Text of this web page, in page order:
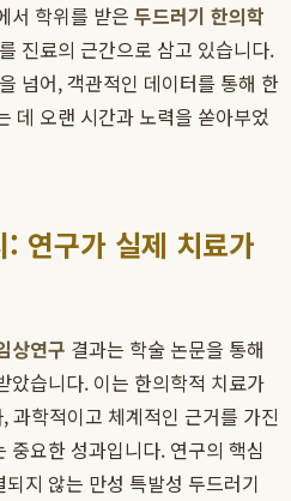
서 학위를 받은 두드러기 한의학
진료의 근간으로 삼고 있습니다.
넘어, 객관적인 데이터를 통해 한
데 오랜 시간과 노력을 쏟아부었
연구가 실제 치료가
상연구 결과는 학술 논문을 통해
았습니다. 이는 한의학적 치료가
과학적이고 체계적인 근거를 가진
요한 성과입니다. 연구의 핵심
지 않는 만성 특발성 두드러기